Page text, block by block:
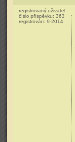
registrovaný uživatel
číslo příspěvku: 363
registrován: 9-2014